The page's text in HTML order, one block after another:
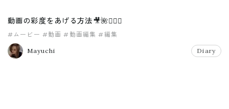
動画の彩度をあげる方法🎥🌺🏄🏾‍♀️
#ムービー #動画 #動画編集 #編集
Mayuchi Diary